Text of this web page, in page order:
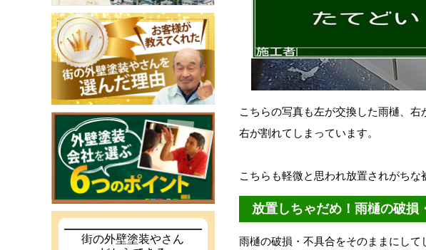
こちらの写真も左が交換した雨樋、右
右が割れてしまっています。
こちらも軽微と思われ放置されがちな
放置しちゃだめ！雨樋の破損
雨樋の破損・不具合をそのままにして
街の外壁塗装やさん